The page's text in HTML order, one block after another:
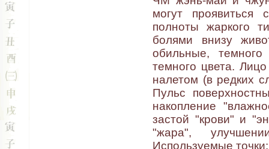
могут
полноты жаркого
болями внизу
обильные,
темного цвета.
налетом (в редких
Пульс
накопление
застой "крови" и
"жара",
Используемые